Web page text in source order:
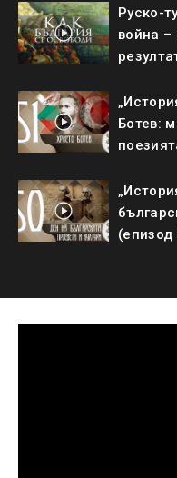
Руско-
война –
Ботев:
(епизод